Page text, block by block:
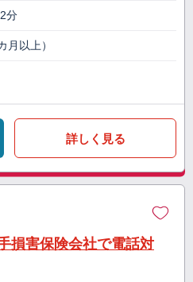
分
月以上）
詳しく見る
損害保険会社で電話対